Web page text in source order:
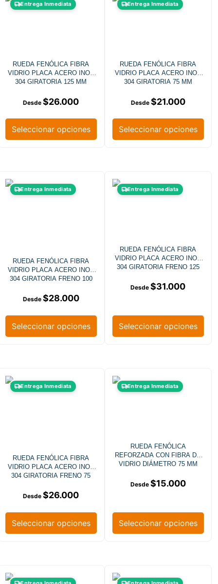
Entrega Inmediata
RUEDA FENÓLICA FIBRA
VIDRIO PLACA ACERO INOX
304 GIRATORIA 125 MM
$26.000
Seleccionar opciones
Entrega Inmediata
RUEDA FENÓLICA FIBRA
VIDRIO PLACA ACERO INOX
304 GIRATORIA 75 MM
$21.000
Seleccionar opciones
Entrega Inmediata
RUEDA FENÓLICA FIBRA
VIDRIO PLACA ACERO INOX
304 GIRATORIA FRENO 100
$28.000
Seleccionar opciones
Entrega Inmediata
RUEDA FENÓLICA FIBRA
VIDRIO PLACA ACERO INOX
304 GIRATORIA FRENO 125
$31.000
Seleccionar opciones
Entrega Inmediata
RUEDA FENÓLICA FIBRA
VIDRIO PLACA ACERO INOX
304 GIRATORIA FRENO 75
$26.000
Seleccionar opciones
Entrega Inmediata
RUEDA FENÓLICA
REFORZADA CON FIBRA DE
VIDRIO DIÁMETRO 75 MM
ACERO INOX 304
$15.000
Seleccionar opciones